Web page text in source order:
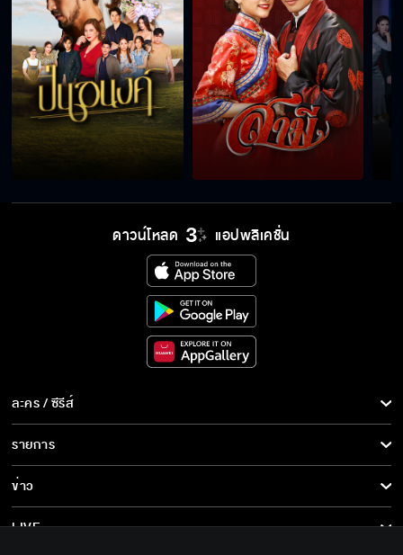
ดาวน์โหลด แอปพลิเคชั่น
ละคร / ซีรีส์
ละคร/ซีรีส์
ซีรีส์นานาชาติ
การ์ตูน & เกม
รายการ
รายการทั้งหมด
ข่าว
ข่าวทั้งหมด
LIVE